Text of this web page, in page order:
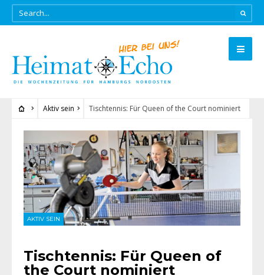
Aktiv sein Tischtennis: Für Queen of the Court nominiert
AKTIV SEIN
Tischtennis: Für Queen of
the Court nominiert